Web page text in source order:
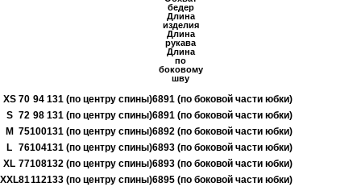
бедер
Длина
изделия
Длина
рукава
Длина
по
боковому
шву
XS 70 94 131 (по центру спины)6891 (по боковой части юбки)
S 72 98 131 (по центру спины)6891 (по боковой части юбки)
M 75100131 (по центру спины)6892 (по боковой части юбки)
L 76104131 (по центру спины)6893 (по боковой части юбки)
XL 77108132 (по центру спины)6893 (по боковой части юбки)
XXL81112133 (по центру спины)6895 (по боковой части юбки)